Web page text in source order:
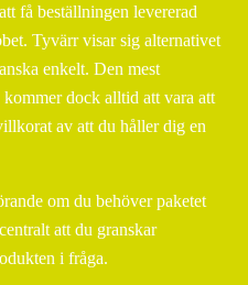
få beställningen levererad
Tyvärr visar sig alternativet
enkelt. Den mest
dock alltid att vara att
av att du håller dig en
om du behöver paketet
att du granskar
i fråga.